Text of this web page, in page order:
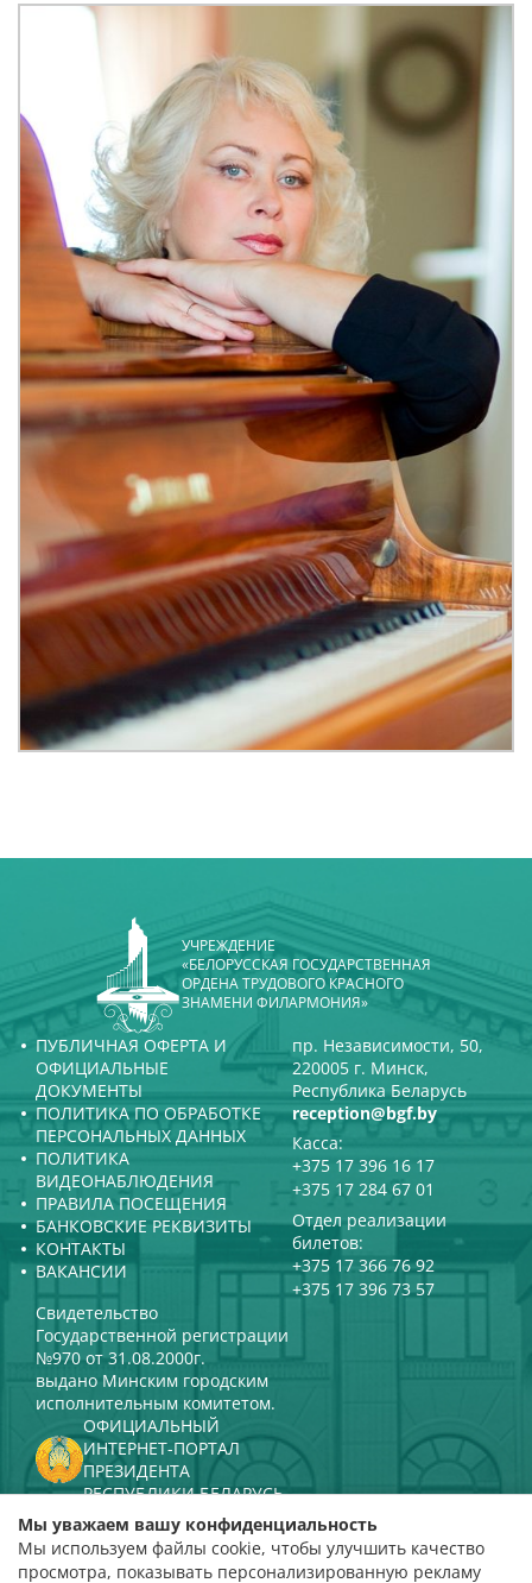
УЧРЕЖДЕНИЕ
«БЕЛОРУССКАЯ ГОСУДАРСТВЕННАЯ
ОРДЕНА ТРУДОВОГО КРАСНОГО
ЗНАМЕНИ ФИЛАРМОНИЯ»
ПУБЛИЧНАЯ ОФЕРТА И
ОФИЦИАЛЬНЫЕ
ДОКУМЕНТЫ
ПОЛИТИКА ПО ОБРАБОТКЕ
ПЕРСОНАЛЬНЫХ ДАННЫХ
ПОЛИТИКА
ВИДЕОНАБЛЮДЕНИЯ
ПРАВИЛА ПОСЕЩЕНИЯ
БАНКОВСКИЕ РЕКВИЗИТЫ
КОНТАКТЫ
ВАКАНСИИ
пр. Независимости, 50,
220005 г. Минск,
Республика Беларусь
reception@bgf.by
Касса:
+375 17 396 16 17
+375 17 284 67 01
Отдел реализации
билетов:
+375 17 366 76 92
+375 17 396 73 57
Свидетельство
Государственной регистрации
№970 от 31.08.2000г.
выдано Минским городским
исполнительным комитетом.
ОФИЦИАЛЬНЫЙ
ИНТЕРНЕТ-ПОРТАЛ
ПРЕЗИДЕНТА
РЕСПУБЛИКИ БЕЛАРУСЬ
МИНИСТЕРСТВО КУЛЬТУРЫ
РЕСПУБЛИКИ БЕЛАРУСЬ
ПОРТАЛ
Мы уважаем вашу конфиденциальность
Мы используем файлы cookie, чтобы улучшить качество
просмотра, показывать персонализированную рекламу